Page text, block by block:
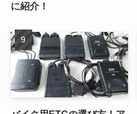
に紹介！